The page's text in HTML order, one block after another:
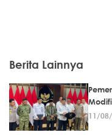
Berita Lainnya
11/08/